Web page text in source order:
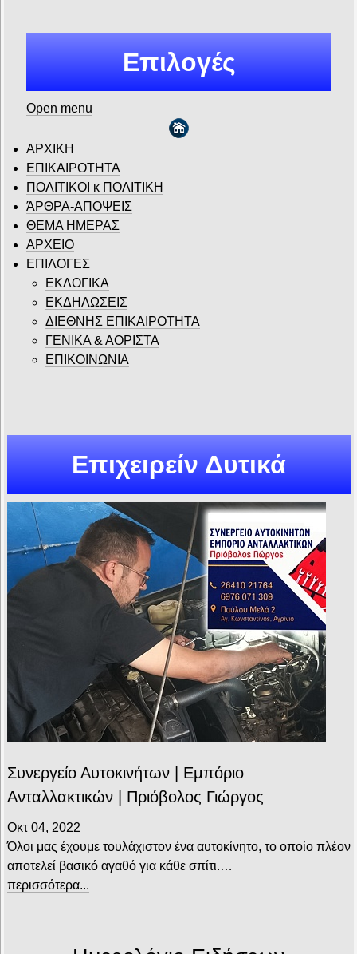
Επιλογές
Open menu
ΑΡΧΙΚΗ
ΕΠΙΚΑΙΡΟΤΗΤΑ
ΠΟΛΙΤΙΚΟΙ κ ΠΟΛΙΤΙΚΗ
ΆΡΘΡΑ-ΑΠΟΨΕΙΣ
ΘΕΜΑ ΗΜΕΡΑΣ
ΑΡΧΕΙΟ
ΕΠΙΛΟΓΕΣ
ΕΚΛΟΓΙΚΑ
ΕΚΔΗΛΩΣΕΙΣ
ΔΙΕΘΝΗΣ ΕΠΙΚΑΙΡΟΤΗΤΑ
ΓΕΝΙΚΑ & ΑΟΡΙΣΤΑ
ΕΠΙΚΟΙΝΩΝΙΑ
Επιχειρείν Δυτικά
Συνεργείο Αυτοκινήτων | Εμπόριο
Ανταλλακτικών | Πριόβολος Γιώργος
Οκτ 04, 2022
Όλοι μας έχουμε τουλάχιστον ένα αυτοκίνητο, το οποίο πλέον
αποτελεί βασικό αγαθό για κάθε σπίτι.…
περισσότερα...